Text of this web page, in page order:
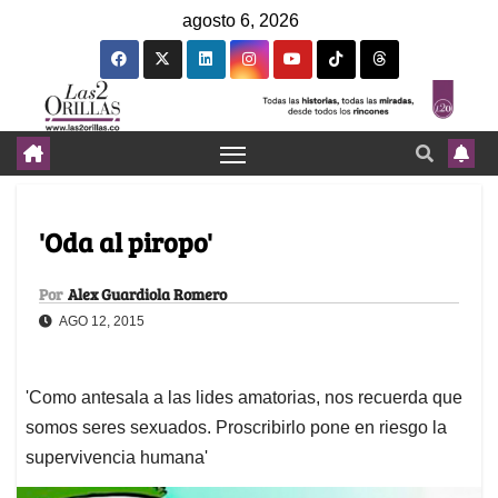
agosto 6, 2026
'Oda al piropo'
Por Alex Guardiola Romero
AGO 12, 2015
'Como antesala a las lides amatorias, nos recuerda que
somos seres sexuados. Proscribirlo pone en riesgo la
supervivencia humana'